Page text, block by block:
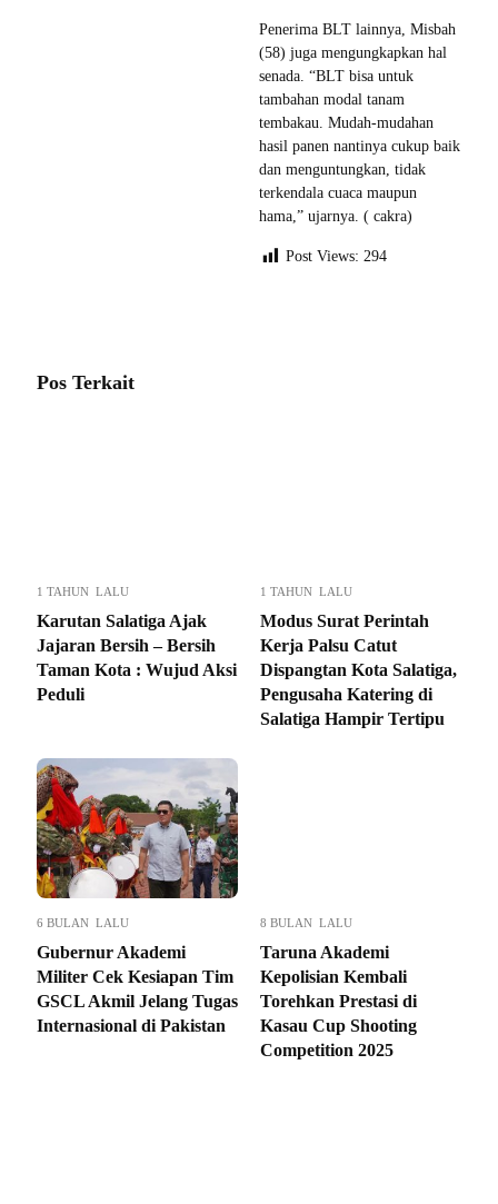
Penerima BLT lainnya, Misbah
(58) juga mengungkapkan hal
senada. “BLT bisa untuk
tambahan modal tanam
tembakau. Mudah-mudahan
hasil panen nantinya cukup baik
dan menguntungkan, tidak
terkendala cuaca maupun
hama,” ujarnya. ( cakra)
Post Views: 294
Pos Terkait
1 TAHUN LALU
Karutan Salatiga Ajak
Jajaran Bersih – Bersih
Taman Kota : Wujud Aksi
Peduli
1 TAHUN LALU
Modus Surat Perintah
Kerja Palsu Catut
Dispangtan Kota Salatiga,
Pengusaha Katering di
Salatiga Hampir Tertipu
6 BULAN LALU
Gubernur Akademi
Militer Cek Kesiapan Tim
GSCL Akmil Jelang Tugas
Internasional di Pakistan
8 BULAN LALU
Taruna Akademi
Kepolisian Kembali
Torehkan Prestasi di
Kasau Cup Shooting
Competition 2025